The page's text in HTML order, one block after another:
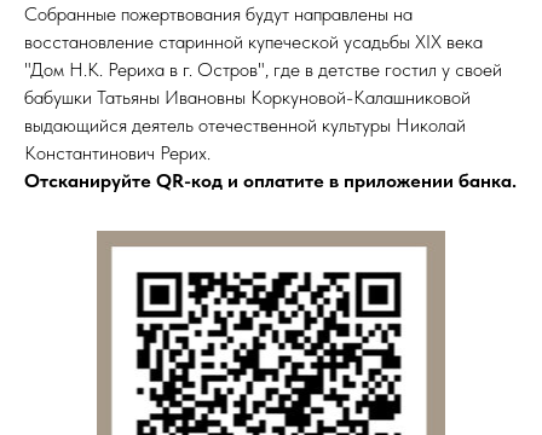
Собранные пожертвования будут направлены на
восстановление старинной купеческой усадьбы XIX века
"Дом Н.К. Рериха в г. Остров", где в детстве гостил у своей
бабушки Татьяны Ивановны Коркуновой-Калашниковой
выдающийся деятель отечественной культуры Николай
Константинович Рерих.
Отсканируйте QR-код и оплатите в приложении банка.